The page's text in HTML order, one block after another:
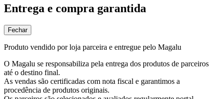
Entrega e compra garantida
Fechar
Produto vendido por loja parceira e entregue pelo Magalu
O Magalu se responsabiliza pela entrega dos produtos de parceiros
até o destino final.
As vendas são certificadas com nota fiscal e garantimos a
procedência de produtos originais.